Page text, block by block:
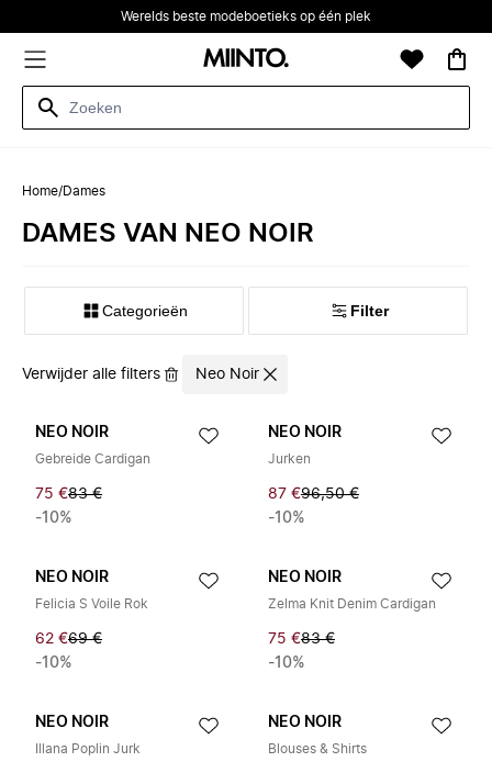
Werelds beste modeboetieks op één plek
Home/Dames
DAMES VAN NEO NOIR
Categorieën Filter
Verwijder alle filters Neo Noir
NEO NOIR
Gebreide Cardigan
75 €83 €
-10%
NEO NOIR
Jurken
87 €96,50 €
-10%
NEO NOIR
Felicia S Voile Rok
62 €69 €
-10%
NEO NOIR
Zelma Knit Denim Cardigan
75 €83 €
-10%
NEO NOIR
Illana Poplin Jurk
NEO NOIR
Blouses & Shirts